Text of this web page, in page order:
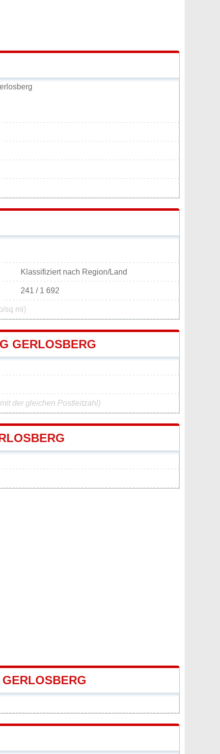
Klassifiziert nach Region/Land
241 / 1 692
sq mi)
GERLOSBERG
der gleichen Postleitzahl)